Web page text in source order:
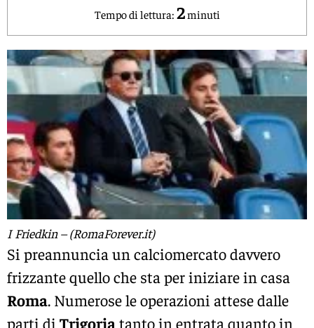
Tempo di lettura: 2minuti
I Friedkin – (RomaForever.it)
Si preannuncia un calciomercato davvero
frizzante quello che sta per iniziare in casa
Roma. Numerose le operazioni attese dalle
parti di Trigoria tanto in entrata quanto in